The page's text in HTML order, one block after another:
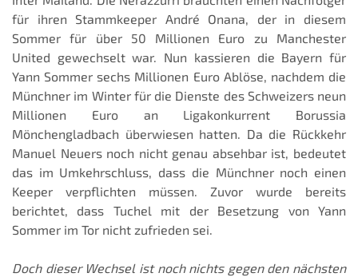
für ihren Stammkeeper André Onana, der in diesem
Sommer für über 50 Millionen Euro zu Manchester
United gewechselt war. Nun kassieren die Bayern für
Yann Sommer sechs Millionen Euro Ablöse, nachdem die
Münchner im Winter für die Dienste des Schweizers neun
Millionen Euro an Ligakonkurrent Borussia
Mönchengladbach überwiesen hatten. Da die Rückkehr
Manuel Neuers noch nicht genau absehbar ist, bedeutet
das im Umkehrschluss, dass die Münchner noch einen
Keeper verpflichten müssen. Zuvor wurde bereits
berichtet, dass Tuchel mit der Besetzung von Yann
Sommer im Tor nicht zufrieden sei.
Doch dieser Wechsel ist noch nichts gegen den nächsten